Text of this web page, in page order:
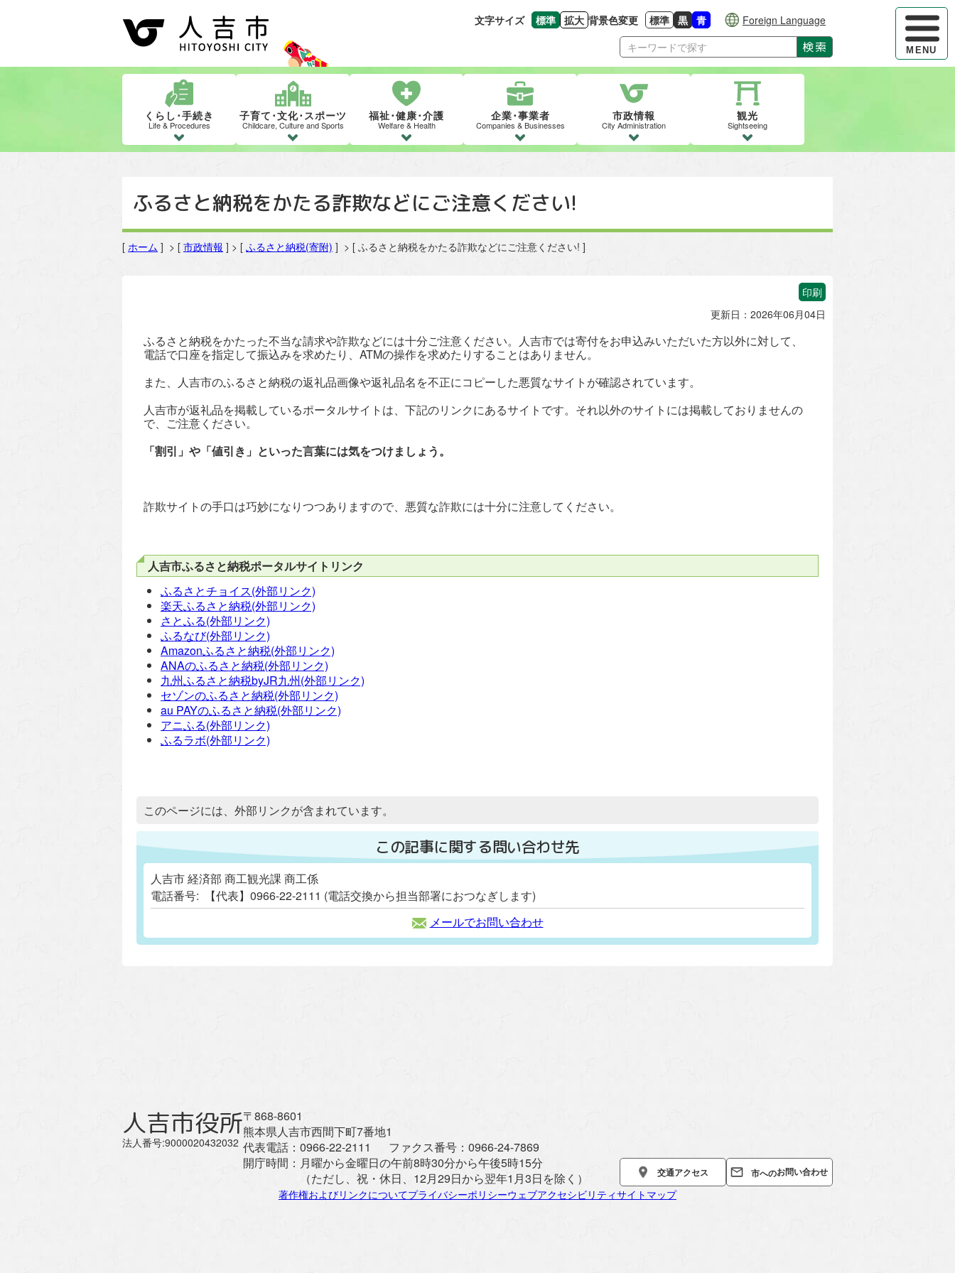
ハンバー
MENU
文字サイズ 標準
文字の大きさをもとの大きさに戻す
拡大
文字を大きくする
背景色変更 標準
背景色の変更：白
黒
背景色の変更：黒
青
背景色の変更：青
Foreign Language
検索
くらし･手続き
Life & Procedures
子育て･文化･スポーツ
Childcare, Culture and Sports
福祉･健康･介護
Welfare & Health
企業･事業者
Companies & Businesses
市政情報
City Administration
観光
Sightseeing
ふるさと納税をかたる詐欺などにご注意ください!
[ ホーム ] > [ 市政情報 ] > [ ふるさと納税(寄附) ] > [ ふるさと納税をかたる詐欺などにご注意ください! ]
印刷
更新日：2026年06月04日
ふるさと納税をかたった不当な請求や詐欺などには十分ご注意ください。人吉市では寄付をお申込みいただいた方以外に対して、
電話で口座を指定して振込みを求めたり、ATMの操作を求めたりすることはありません。
また、人吉市のふるさと納税の返礼品画像や返礼品名を不正にコピーした悪質なサイトが確認されています。
人吉市が返礼品を掲載しているポータルサイトは、下記のリンクにあるサイトです。それ以外のサイトには掲載しておりませんの
で、ご注意ください。
「割引」や「値引き」といった言葉には気をつけましょう。
詐欺サイトの手口は巧妙になりつつありますので、悪質な詐欺には十分に注意してください。
人吉市ふるさと納税ポータルサイトリンク
ふるさとチョイス(外部リンク)
楽天ふるさと納税(外部リンク)
さとふる(外部リンク)
ふるなび(外部リンク)
Amazonふるさと納税(外部リンク)
ANAのふるさと納税(外部リンク)
九州ふるさと納税byJR九州(外部リンク)
セゾンのふるさと納税(外部リンク)
au PAYのふるさと納税(外部リンク)
アニふる(外部リンク)
ふるラボ(外部リンク)
追加情報：外部リンク
このページには、外部リンクが含まれています。
この記事に関する問い合わせ先
人吉市 経済部 商工観光課 商工係
電話番号:
【代表】0966-22-2111 (電話交換から担当部署におつなぎします)
メールでお問い合わせ
人吉市役所
法人番号:9000020432032
〒868-8601
熊本県人吉市西間下町7番地1
代表電話： 0966-22-2111 ファクス番号： 0966-24-7869
開庁時間： 月曜から金曜日の午前8時30分から午後5時15分
（ただし、祝・休日、12月29日から翌年1月3日を除く）
交通アクセス 市へのお問い合わせ
著作権およびリンクについてプライバシーポリシーウェブアクセシビリティサイトマップ